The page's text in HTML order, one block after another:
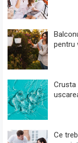
pentru
Ce